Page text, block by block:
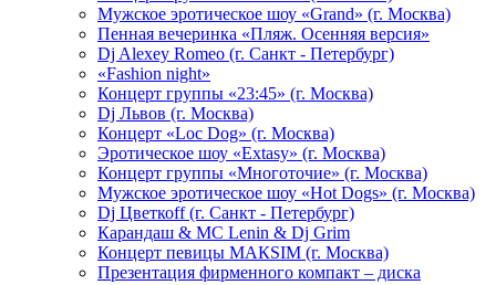
Мужское эротическое шоу «Grand» (г. Москва)
Пенная вечеринка «Пляж. Осенняя версия»
Dj Alexey Romeo (г. Санкт - Петербург)
«Fashion night»
Концерт группы «23:45» (г. Москва)
Dj Львов (г. Москва)
Концерт «Loc Dog» (г. Москва)
Эротическое шоу «Extasy» (г. Москва)
Концерт группы «Многоточие» (г. Москва)
Мужское эротическое шоу «Hot Dogs» (г. Москва)
Dj Цветкоff (г. Санкт - Петербург)
Карандаш & МС Lenin & Dj Grim
Концерт певицы МАКSIМ (г. Москва)
Презентация фирменного компакт – диска